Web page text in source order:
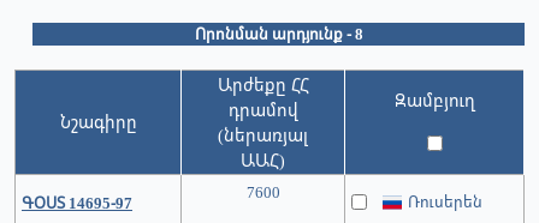
Որոնման արդյունք - 8
Նշագիրը
Արժեքը ՀՀ
դրամով
(ներառյալ
ԱԱՀ)
Զամբյուղ
ԳՕՍՏ 14695-97 7600 Ռուսերեն